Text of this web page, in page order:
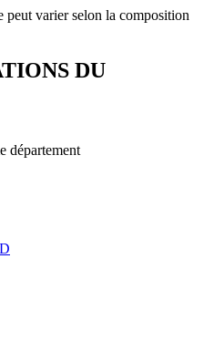
peut varier selon la composition
DU
département